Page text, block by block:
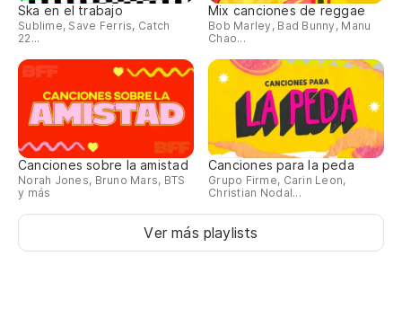
Ska en el trabajo
Sublime, Save Ferris, Catch
22...
Mix canciones de reggae
Bob Marley, Bad Bunny, Manu
Chao...
Canciones sobre la amistad
Norah Jones, Bruno Mars, BTS
y más
Canciones para la peda
Grupo Firme, Carin Leon,
Christian Nodal...
Ver más playlists